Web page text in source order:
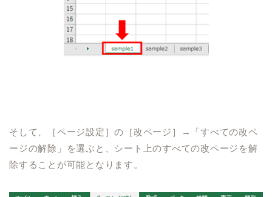
そして、［ページ設定］の［改ページ］→「すべての改ペ
ージの解除」を選ぶと、シート上のすべての改ページを解
除することが可能となります。